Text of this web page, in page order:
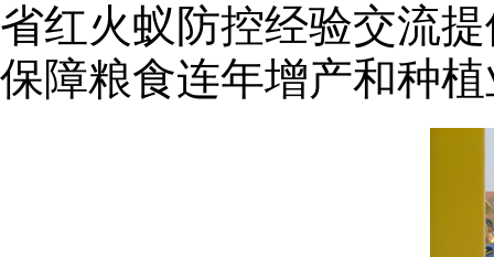
省红火蚁防控经验交流
保障粮食连年增产和种